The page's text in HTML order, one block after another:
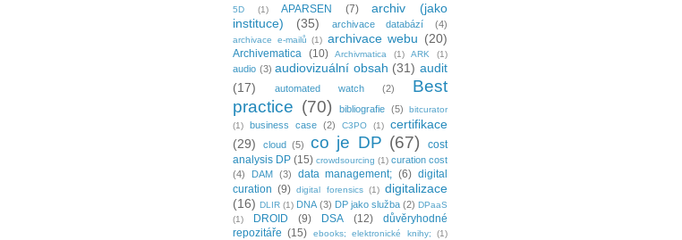
5D (1) APARSEN (7)
archiv (jako
instituce)
(35) archivace databází (4)
archivace e-mailů (1) archivace webu (20)
Archivematica (10) Archivmatica (1) ARK (1)
audio (3) audiovizuální obsah (31) audit
(17)
automated watch (2)
Best
practice (70) bibliografie (5)
bitcurator
(1)
business case (2) C3PO (1)
certifikace
(29)
cloud (5) co je DP (67)
cost
analysis DP (15) crowdsourcing (1) curation cost
(4)
DAM (3) data management; (6) digital
curation (9) digital forensics (1) digitalizace
(16) DLIR (1) DNA (3) DP jako služba (2) DPaaS
(1)
DROID (9) DSA (12)
důvěryhodné
repozitáře (15) ebooks; elektronické knihy; (1)